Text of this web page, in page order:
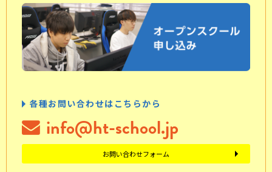
各種お問い合わせはこちらから
info@ht-school.jp
お問い合わせフォーム